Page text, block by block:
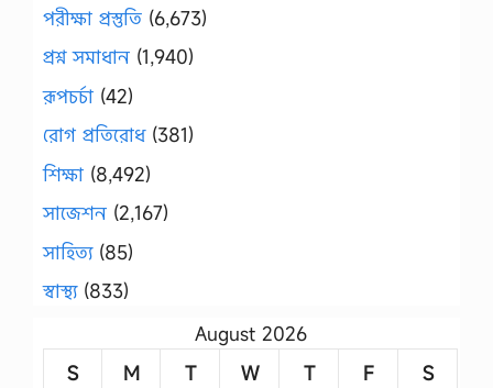
পরীক্ষা প্রস্তুতি (6,673)
প্রশ্ন সমাধান (1,940)
রূপচর্চা (42)
রোগ প্রতিরোধ(381)
শিক্ষা (8,492)
সাজেশন (2,167)
সাহিত্য(85)
স্বাস্থ্য(833)
August 2026
S
M T W T F
S